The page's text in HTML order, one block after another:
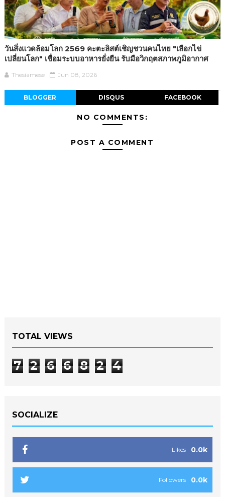
วันสิ่งแวดล้อมโลก 2569 คะตะลิสต์เชิญชวนคนไทย "เลือกไข่
เปลี่ยนโลก" เชื่อมระบบอาหารยั่งยืน รับมือวิกฤตสภาพภูมิอากาศ
Thesiamese Jun 08, 2026
BLOGGER DISQUS FACEBOOK
NO COMMENTS:
POST A COMMENT
TOTAL VIEWS
7 2 6 6 8 2 4
SOCIALIZE
0.0k
Likes
0.0k
Followers